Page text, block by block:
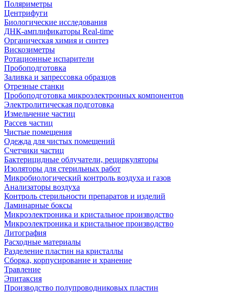
Поляриметры
Центрифуги
Биологические исследования
ДНК-амплификаторы Real-time
Органическая химия и синтез
Вискозиметры
Ротационные испарители
Пробоподготовка
Заливка и запрессовка образцов
Отрезные станки
Пробоподготовка микроэлектронных компонентов
Электролитическая подготовка
Измельчение частиц
Рассев частиц
Чистые помещения
Одежда для чистых помещений
Счетчики частиц
Бактерицидные облучатели, рециркуляторы
Изоляторы для стерильных работ
Микробиологический контроль воздуха и газов
Анализаторы воздуха
Контроль стерильности препаратов и изделий
Ламинарные боксы
Микроэлектроника и кристальное производство
Микроэлектроника и кристальное производство
Литография
Расходные материалы
Разделение пластин на кристаллы
Сборка, корпусирование и хранение
Травление
Эпитаксия
Производство полупроводниковых пластин